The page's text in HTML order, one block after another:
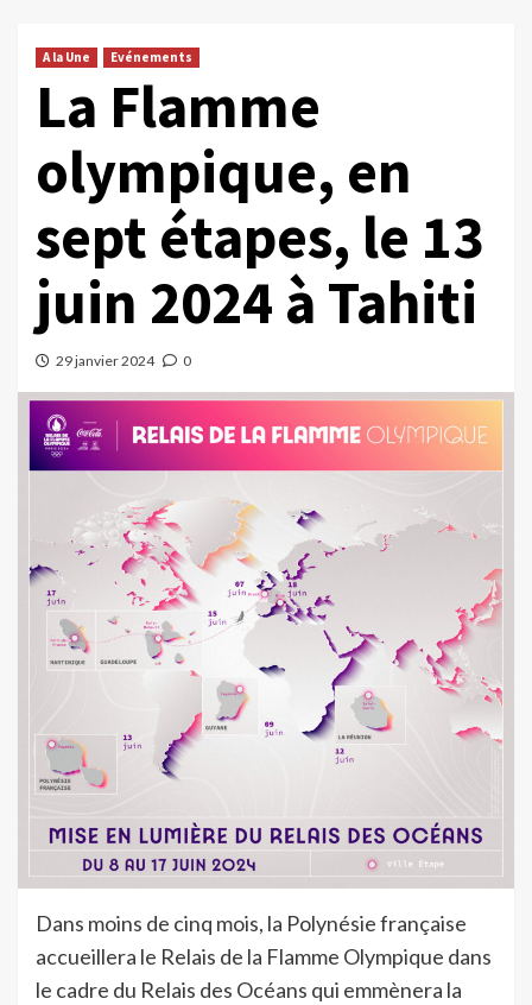
A la Une Evénements
La Flamme
olympique, en
sept étapes, le 13
juin 2024 à Tahiti
29 janvier 2024 0
Dans moins de cinq mois, la Polynésie française
accueillera le Relais de la Flamme Olympique dans
le cadre du Relais des Océans qui emmènera la